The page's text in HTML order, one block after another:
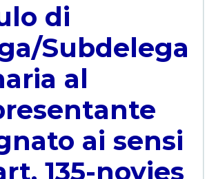
di
Subdelega
al
ai sensi
135-novies